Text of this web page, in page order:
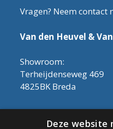
Vragen? Neem contact
Van den Heuvel &
Showroom:
Terheijdenseweg 469
4825BK Breda
Let op!
halen in de showroom.
Deze website